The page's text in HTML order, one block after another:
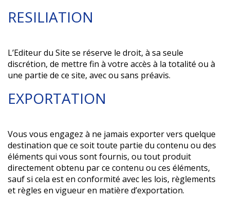
RESILIATION
L’Editeur du Site se réserve le droit, à sa seule
discrétion, de mettre fin à votre accès à la totalité ou à
une partie de ce site, avec ou sans préavis.
EXPORTATION
Vous vous engagez à ne jamais exporter vers quelque
destination que ce soit toute partie du contenu ou des
éléments qui vous sont fournis, ou tout produit
directement obtenu par ce contenu ou ces éléments,
sauf si cela est en conformité avec les lois, règlements
et règles en vigueur en matière d’exportation.